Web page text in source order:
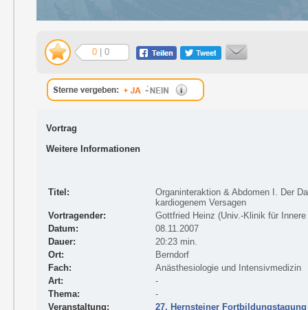
0 | 0
Vortrag
Weitere Informationen
Titel:
Organinteraktion & Abdomen I. Der
kardiogenem Versagen
Vortragender:
Gottfried Heinz (Univ.-Klinik für
Datum:
08.11.2007
Dauer:
20:23 min.
Ort:
Berndorf
Fach:
Anästhesiologie und Intensivmedizin
Art:
-
Thema:
-
Veranstaltung:
27. Hernsteiner